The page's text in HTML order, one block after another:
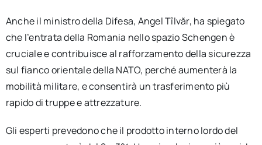
Anche il ministro della Difesa, Angel Tîlvăr, ha spiegato
che l’entrata della Romania nello spazio Schengen è
cruciale e contribuisce al rafforzamento della sicurezza
sul fianco orientale della NATO, perché aumenterà la
mobilità militare, e consentirà un trasferimento più
rapido di truppe e attrezzature.
Gli esperti prevedono che il prodotto interno lordo del